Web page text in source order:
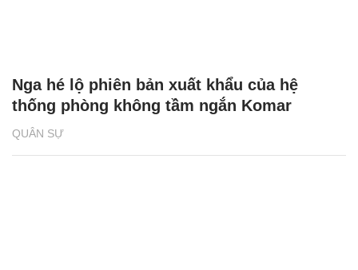
QUÂN SỰ
Nga hé lộ phiên bản xuất khẩu của hệ
thống phòng không tầm ngắn Komar